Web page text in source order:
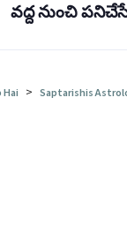
వద్ద నుంచి
Hai > Saptarishis